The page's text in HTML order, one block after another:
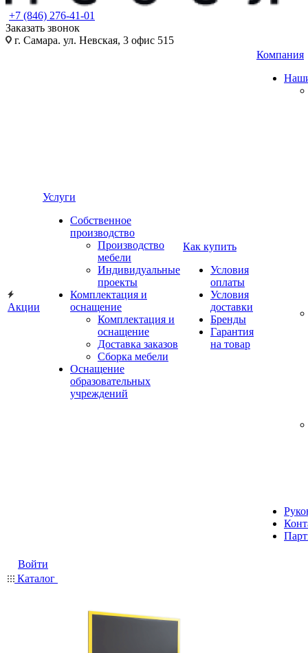
+7 (846) 276-41-01
Заказать звонок
г. Самара. ул. Невская, 3 офис 515
Акции
Услуги
Собственное
производство
Производство
мебели
Индивидуальные
проекты
Комплектация и
оснащение
Комплектация и
оснащение
Доставка заказов
Сборка мебели
Оснащение
образовательных
учреждений
Как купить
Условия
оплаты
Условия
доставки
Бренды
Гарантия
на товар
Компания
Войти
Каталог